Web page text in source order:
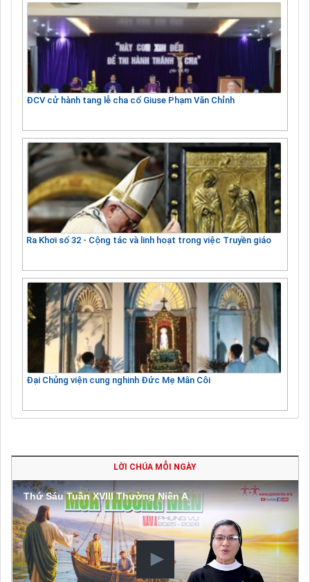
ĐCV cử hành tang lễ cha cố Giuse Phạm Văn Chỉnh
Ra Khơi số 32 - Cộng tác và linh hoạt trong việc Truyền giáo
Đại Chủng viện cung nghinh Đức Mẹ Mân Côi
LỜI CHÚA MỖI NGÀY
Thứ Sáu Tuần XVIII Thường Niên A